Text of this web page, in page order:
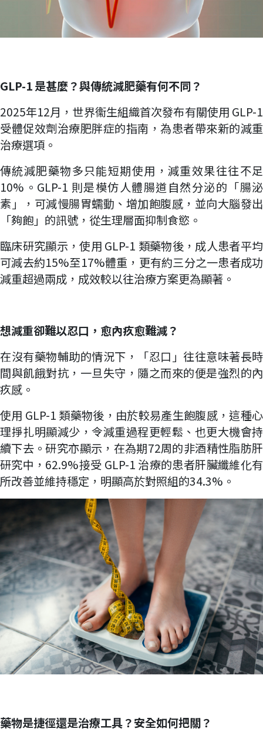
GLP-1是甚麼？與傳統減肥藥有何不同？
2025年12月，世界衞生組織首次發布有關使用 GLP-1
受體促效劑治療肥胖症的指南，為患者帶來新的減重
治療選項。
傳統減肥藥物多只能短期使用，減重效果往往不足
10%。GLP-1 則是模仿人體腸道自然分泌的「腸泌
素」，可減慢腸胃蠕動、增加飽腹感，並向大腦發出
「夠飽」的訊號，從生理層面抑制食慾。
臨床研究顯示，使用 GLP-1 類藥物後，成人患者平均
可減去約15%至17%體重，更有約三分之一患者成功
減重超過兩成，成效較以往治療方案更為顯著。
想減重卻難以忍口，愈內疚愈難減？
在沒有藥物輔助的情況下，「忍口」往往意味著長時
間與飢餓對抗，一旦失守，隨之而來的便是強烈的內
疚感。
使用 GLP-1 類藥物後，由於較易產生飽腹感，這種心
理掙扎明顯減少，令減重過程更輕鬆、也更大機會持
續下去。研究亦顯示，在為期72周的非酒精性脂肪肝
研究中，62.9%接受 GLP-1 治療的患者肝臟纖維化有
所改善並維持穩定，明顯高於對照組的34.3%。
藥物是捷徑還是治療工具？安全如何把關？